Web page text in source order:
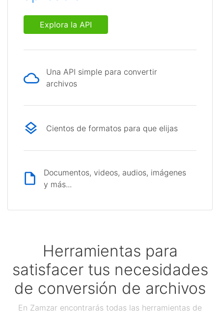
Explora la API
Una API simple para convertir
archivos
Cientos de formatos para que elijas
Documentos, videos, audios, imágenes
y más...
Herramientas para
satisfacer tus necesidades
de conversión de archivos
En Zamzar encontrarás todas las herramientas de